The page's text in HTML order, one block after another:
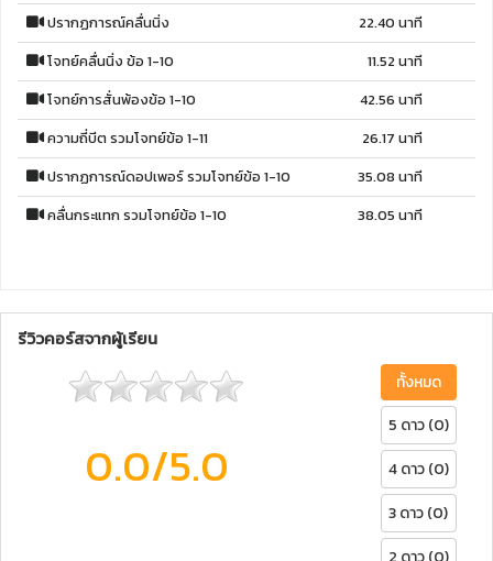
ปรากฏการณ์คลื่นนิ่ง
22.40 นาที
โจทย์คลื่นนิ่ง ข้อ 1-10
11.52 นาที
โจทย์การสั่นพ้องข้อ 1-10
42.56 นาที
ความถี่บีต รวมโจทย์ข้อ 1-11
26.17 นาที
ปรากฏการณ์ดอปเพอร์ รวมโจทย์ข้อ 1-10
35.08 นาที
คลื่นกระแทก รวมโจทย์ข้อ 1-10
38.05 นาที
รีวิวคอร์สจากผู้เรียน
0.0/5.0
ทั้งหมด
5 ดาว (0)
4 ดาว (0)
3 ดาว (0)